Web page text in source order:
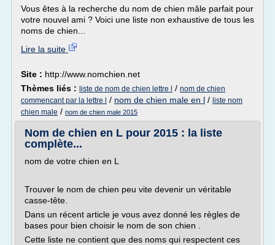
Vous êtes à la recherche du nom de chien mâle parfait pour
votre nouvel ami ? Voici une liste non exhaustive de tous les
noms de chien...
Lire la suite
Site : http://www.nomchien.net
Thèmes liés : liste de nom de chien lettre l / nom de chien
commencant par la lettre l
/ nom de chien male en l / liste nom
chien male / nom de chien male 2015
Nom de chien en L pour 2015 : la liste
complète...
nom de votre chien en L
Trouver le nom de chien peu vite devenir un véritable
casse-tête.
Dans un récent article je vous avez donné les règles de
bases pour bien choisir le nom de son chien .
Cette liste ne contient que des noms qui respectent ces